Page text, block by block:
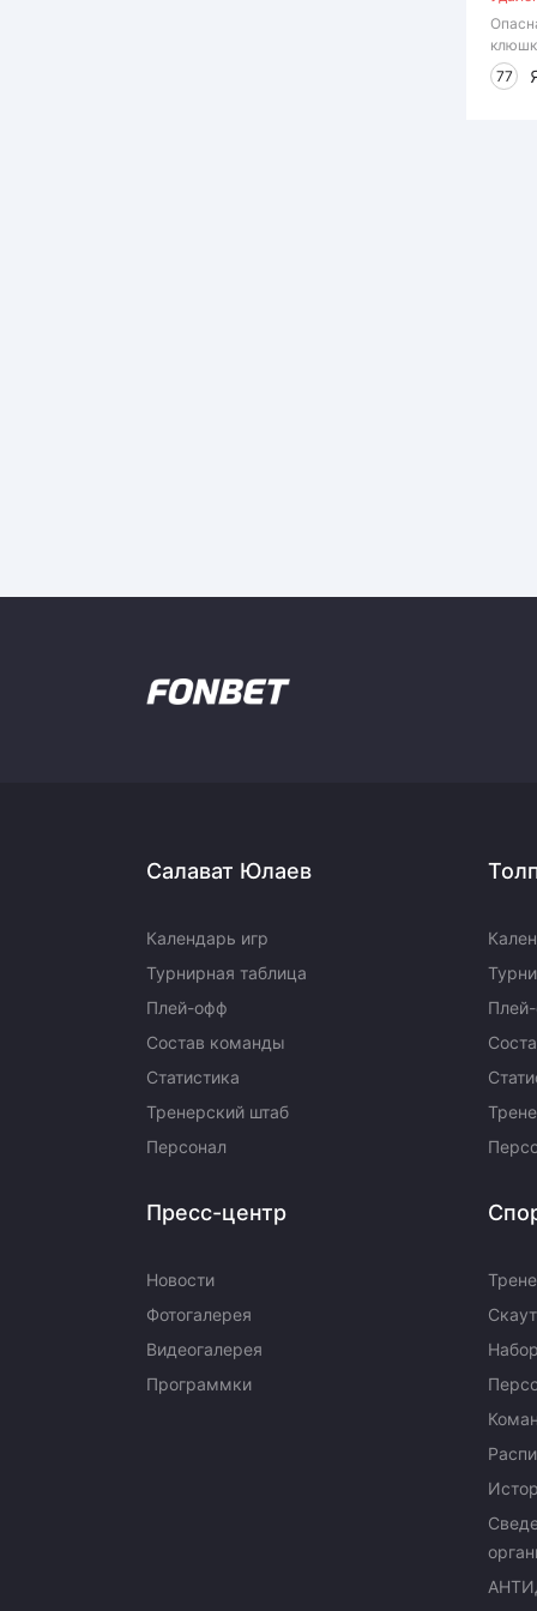
77
Салават Юлаев
Календарь игр
Турнирная таблица
Плей-офф
Состав команды
Статистика
Тренерский штаб
Персонал
Пресс-центр
Новости
Фотогалерея
Видеогалерея
Программки